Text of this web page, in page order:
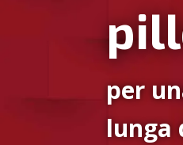
per
lunga